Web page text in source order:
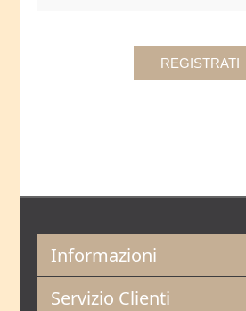
Informazioni
Servizio Clienti